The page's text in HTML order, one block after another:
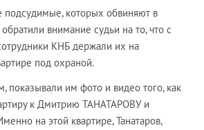
подсудимые, которых обвиняют в
внимание судьи на то, что с
КНБ держали их на
под охраной.
показывали им фото и видео того, как
к Дмитрию ТАНАТАРОВУ и
на этой квартире, Танатаров,